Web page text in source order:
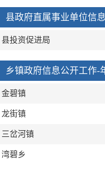
县政府直属事业单位信
县投资促进局
乡镇政府信息公开工作-
金碧镇
龙街镇
三岔河镇
湾碧乡